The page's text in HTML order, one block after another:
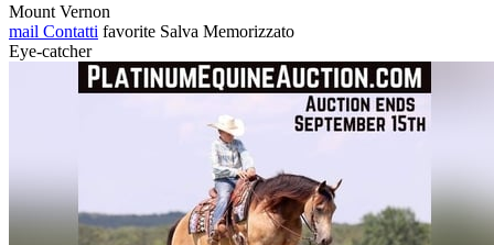
Mount Vernon
mail Contatti favorite Salva Memorizzato
Eye-catcher